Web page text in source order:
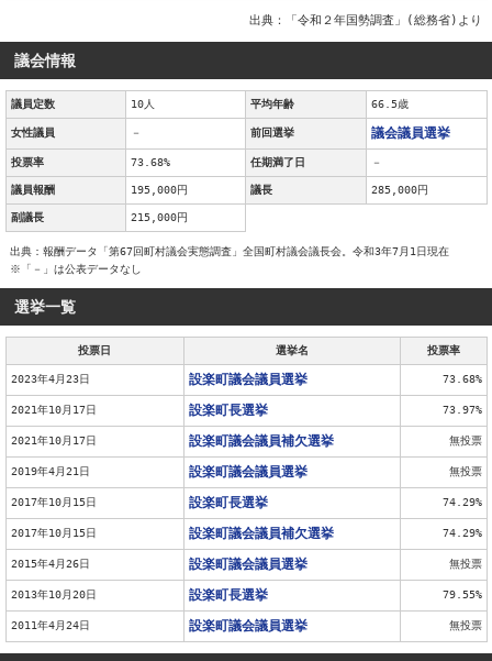
出典：「令和２年国勢調査」(総務省)より
議会情報
議員定数 10人 平均年齢 66.5歳
女性議員 － 前回選挙 議会議員選挙
投票率 73.68% 任期満了日 －
議員報酬 195,000円 議長 285,000円
副議長 215,000円
出典：報酬データ「第67回町村議会実態調査」全国町村議会議長会。令和3年7月1日現在
※「－」は公表データなし
選挙一覧
投票日 選挙名 投票率
2023年4月23日 設楽町議会議員選挙 73.68%
2021年10月17日 設楽町長選挙 73.97%
2021年10月17日 設楽町議会議員補欠選挙 無投票
2019年4月21日 設楽町議会議員選挙 無投票
2017年10月15日 設楽町長選挙 74.29%
2017年10月15日 設楽町議会議員補欠選挙 74.29%
2015年4月26日 設楽町議会議員選挙 無投票
2013年10月20日 設楽町長選挙 79.55%
2011年4月24日 設楽町議会議員選挙 無投票